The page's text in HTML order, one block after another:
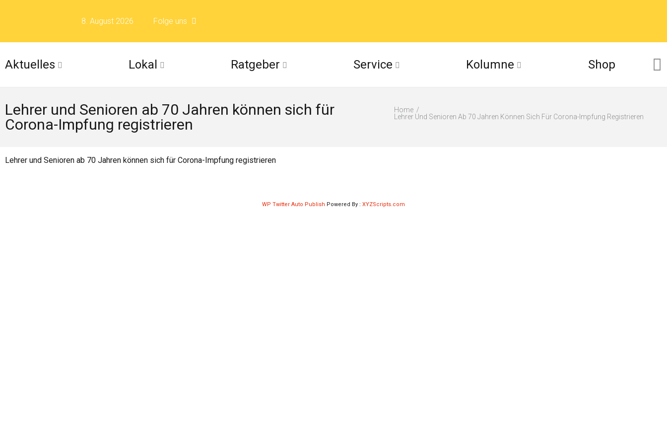
8. August 2026 Folge uns
Folge uns auf Flickr
Folge uns auf Issuu
Aktuelles Lokal Ratgeber Service Kolumne Shop
Lehrer und Senioren ab 70 Jahren können sich für
Corona-Impfung registrieren
Home
Lehrer Und Senioren Ab 70 Jahren Können Sich Für Corona-Impfung Registrieren
Lehrer und Senioren ab 70 Jahren können sich für Corona-Impfung registrieren
WP Twitter Auto Publish Powered By : XYZScripts.com